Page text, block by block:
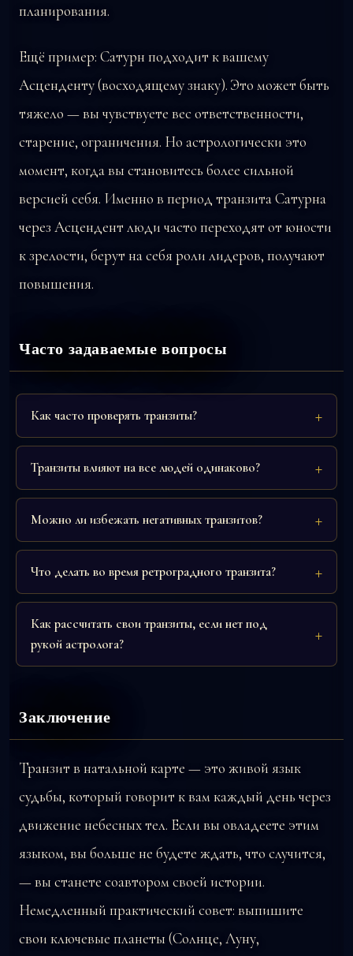
планирования.
Ещё пример: Сатурн подходит к вашему
Асценденту (восходящему знаку). Это может быть
тяжело — вы чувствуете вес ответственности,
старение, ограничения. Но астрологически это
момент, когда вы становитесь более сильной
версией себя. Именно в период транзита Сатурна
через Асцендент люди часто переходят от юности
к зрелости, берут на себя роли лидеров, получают
повышения.
Часто задаваемые вопросы
Как часто проверять транзиты?
Транзиты влияют на все людей одинаково?
Можно ли избежать негативных транзитов?
Что делать во время ретроградного транзита?
Как рассчитать свои транзиты, если нет под
рукой астролога?
Заключение
Транзит в натальной карте — это живой язык
судьбы, который говорит к вам каждый день через
движение небесных тел. Если вы овладеете этим
языком, вы больше не будете ждать, что случится,
— вы станете соавтором своей истории.
Немедленный практический совет: выпишите
свои ключевые планеты (Солнце, Луну,